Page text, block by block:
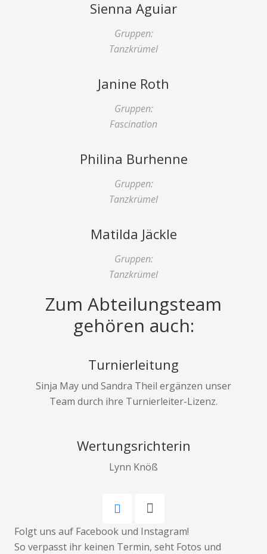
Sienna Aguiar
Gruppen:
Tanzkrümel
Janine Roth
Gruppen:
Fascination
Philina Burhenne
Gruppen:
Tanzkrümel
Matilda Jäckle
Gruppen:
Tanzkrümel
Zum Abteilungsteam
gehören auch:
Turnierleitung
Sinja May und Sandra Theil ergänzen unser
Team durch ihre Turnierleiter-Lizenz.
Wertungsrichterin
Lynn Knöß
Folgt uns auf Facebook und Instagram!
So verpasst ihr keinen Termin, seht Fotos und